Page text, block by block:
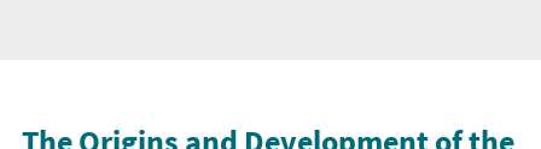
The Origins and Development of the